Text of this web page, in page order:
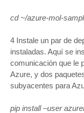
cd ~/azure-mol-
4 Instale un par de
instaladas. Aquí se
comunicación que le
Azure, y dos
subyacentes para
pip install –user